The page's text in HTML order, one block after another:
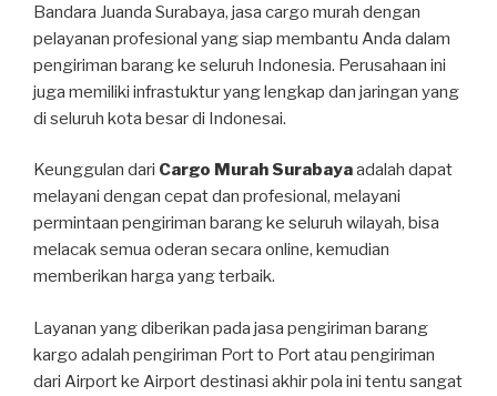
Bandara Juanda Surabaya, jasa cargo murah dengan
pelayanan profesional yang siap membantu Anda dalam
pengiriman barang ke seluruh Indonesia. Perusahaan ini
juga memiliki infrastuktur yang lengkap dan jaringan yang
di seluruh kota besar di Indonesai.
Keunggulan dari Cargo Murah Surabayaadalah dapat
melayani dengan cepat dan profesional, melayani
permintaan pengiriman barang ke seluruh wilayah, bisa
melacak semua oderan secara online, kemudian
memberikan harga yang terbaik.
Layanan yang diberikan pada jasa pengiriman barang
kargo adalah pengiriman Port to Port atau pengiriman
dari Airport ke Airport destinasi akhir pola ini tentu sangat